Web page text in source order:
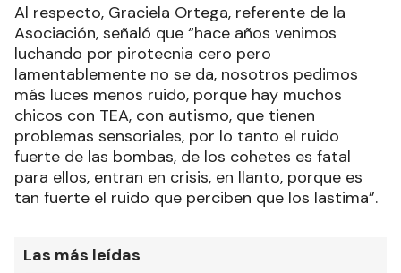
Al respecto, Graciela Ortega, referente de la
Asociación, señaló que “hace años venimos
luchando por pirotecnia cero pero
lamentablemente no se da, nosotros pedimos
más luces menos ruido, porque hay muchos
chicos con TEA, con autismo, que tienen
problemas sensoriales, por lo tanto el ruido
fuerte de las bombas, de los cohetes es fatal
para ellos, entran en crisis, en llanto, porque es
tan fuerte el ruido que perciben que los lastima”.
Las más leídas